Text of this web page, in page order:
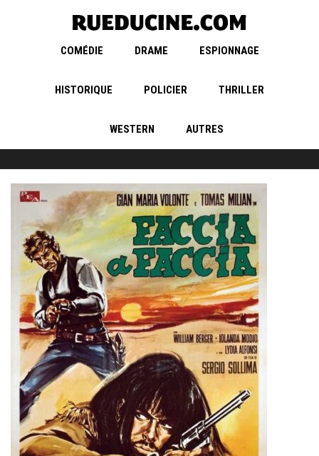
COMÉDIE DRAME ESPIONNAGE
HISTORIQUE POLICIER THRILLER
WESTERN AUTRES